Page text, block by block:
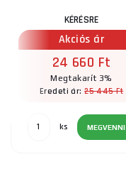
KÉRÉSRE
Akciós ár
24 660 Ft
Megtakarít 3%
Eredeti ár:25 445 Ft
ks MEGVENNI